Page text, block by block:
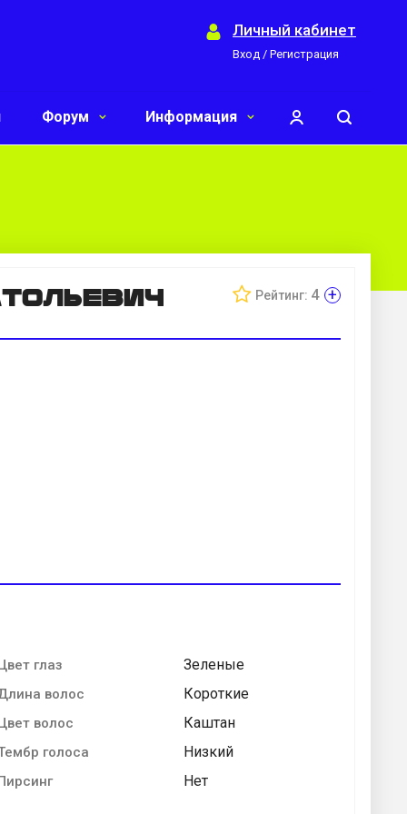
Личный кабинет
Вход / Регистрация
Форум Информация
Рейтинг: 4 +
глаз Зеленые
волос Короткие
волос Каштан
голоса Низкий
Нет